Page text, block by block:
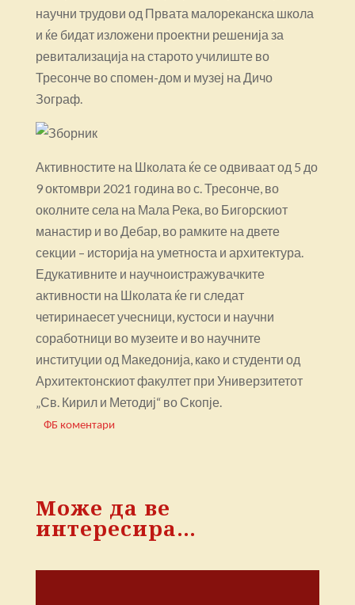
научни трудови од Првата малореканска школа
и ќе бидат изложени проектни решенија за
ревитализација на старото училиште во
Тресонче во спомен-дом и музеј на Дичо
Зограф.
Активностите на Школата ќе се одвиваат од 5 до
9 октомври 2021 година во с. Тресонче, во
околните села на Мала Река, во Бигорскиот
манастир и во Дебар, во рамките на двете
секции – историја на уметноста и архитектура.
Едукативните и научноистражувачките
активности на Школата ќе ги следат
четиринаесет учесници, кустоси и научни
соработници во музеите и во научните
институции од Македонија, како и студенти од
Архитектонскиот факултет при Универзитетот
„Св. Кирил и Методиј“ во Скопје.
ФБ коментари
Може да ве
интересира…